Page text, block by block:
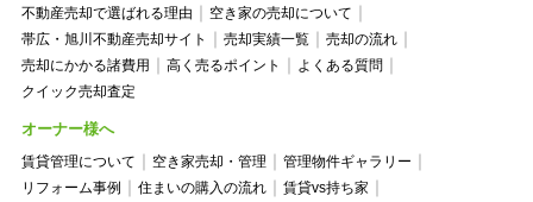
不動産売却で選ばれる理由
空き家の売却について
帯広・旭川不動産売却サイト
売却実績一覧
売却の流れ
売却にかかる諸費用
高く売るポイント
よくある質問
クイック売却査定
オーナー様へ
賃貸管理について 空き家売却・管理
管理物件ギャラリー
リフォーム事例
住まいの購入の流れ
賃貸vs持ち家